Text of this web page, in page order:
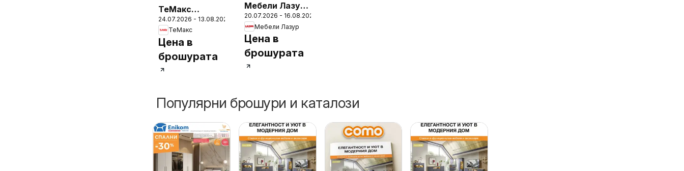
ТеMакс
брошура
24.07.2026 - 13.08.2026
ТеMакс
Цена в
брошурата
Мебели Лазур
брошура
20.07.2026 - 16.08.2026
Мебели Лазур
Цена в
брошурата
Популярни брошури и каталози